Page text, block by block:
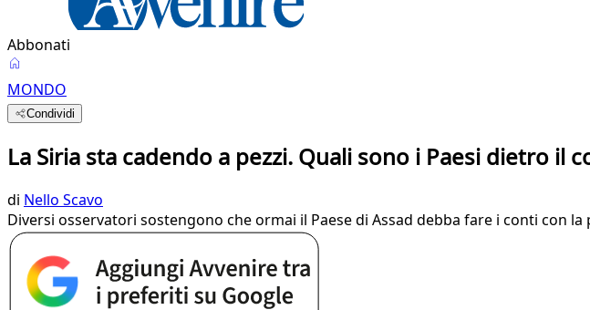
Abbonati
MONDO
Condividi
La Siria sta cadendo a pezzi. Quali sono i Paesi dietro il
di Nello Scavo
Diversi osservatori sostengono che ormai il Paese di Assad debba fare i conti con